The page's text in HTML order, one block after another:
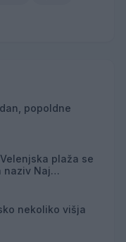
popoldne
plaža se
naziv Naj
nekoliko višja